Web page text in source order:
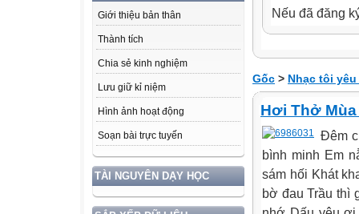
Giới thiệu bản thân
Thành tích
Chia sẻ kinh nghiệm
Lưu giữ kỉ niệm
Hình ảnh hoạt động
Soạn bài trực tuyến
TÀI NGUYÊN DẠY HỌC
Nếu đã đăng
Gốc > Nhạc tôi
Hơi Thở
Đêm
bình minh Em
sám hối Khát
bờ đau Trầu thì